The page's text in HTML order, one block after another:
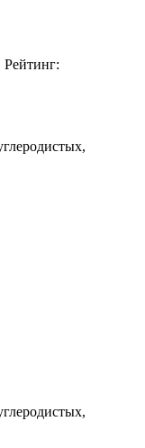
Рейтинг: